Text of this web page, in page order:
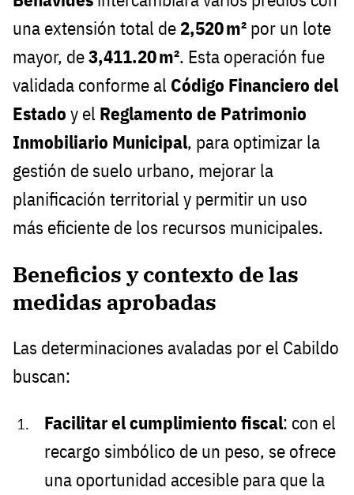
una extensión total de 2,520 m² por un lote
mayor, de3,411.20 m². Esta operación fue
validada conforme al Código Financiero del
Estado y el Reglamento de Patrimonio
Inmobiliario Municipal, para optimizar la
gestión de suelo urbano, mejorar la
planificación territorial y permitir un uso
más eficiente de los recursos municipales.
Beneficios y contexto de las
medidas aprobadas
Las determinaciones avaladas por el Cabildo
buscan:
Facilitar el cumplimiento fiscal: con el
recargo simbólico de un peso, se ofrece
una oportunidad accesible para que la